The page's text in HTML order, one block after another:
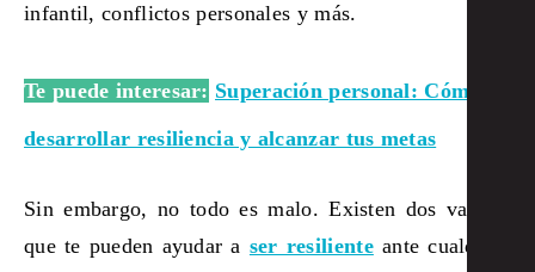
infantil, conflictos personales y más.
Te puede interesar: Superación personal: Cómo
desarrollar resiliencia y alcanzar tus metas
Sin embargo, no todo es malo. Existen dos valores
que te pueden ayudar a ser resilienteante cualquier